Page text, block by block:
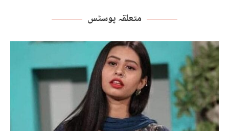
متعلقہ پوسٹس